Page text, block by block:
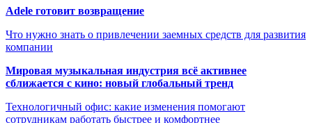
Adele готовит возвращение
Что нужно знать о привлечении заемных средств для развития
компании
Мировая музыкальная индустрия всё активнее
сближается с кино: новый глобальный тренд
Технологичный офис: какие изменения помогают
сотрудникам работать быстрее и комфортнее